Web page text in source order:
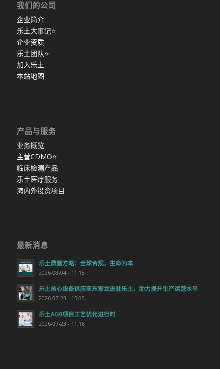
我们的公司
企业简介
乐土大事记⭐
企业资质
乐土团队⭐
加入乐土
本站地图
产品与服务
业务概览
主营CDMO⭐
临床检测产品
乐土医疗服务
海内外投资项目
最新消息
乐土质量方略：全球合规，生命为本
2026-08-04 - 11:15
乐土核心设备供应商东富龙进驻乐土，助力提升生产运营水平
2026-07-23 - 15:05
乐土AG0项目工艺优化进行时
2026-07-23 - 11:16